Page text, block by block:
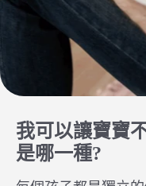
我可以讓寶寶
是哪一種?